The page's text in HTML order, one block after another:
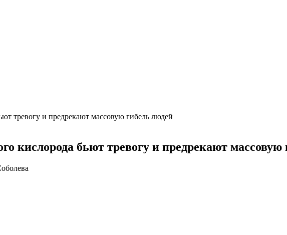
тревогу и предрекают массовую гибель людей
кислорода бьют тревогу и предрекают массовую